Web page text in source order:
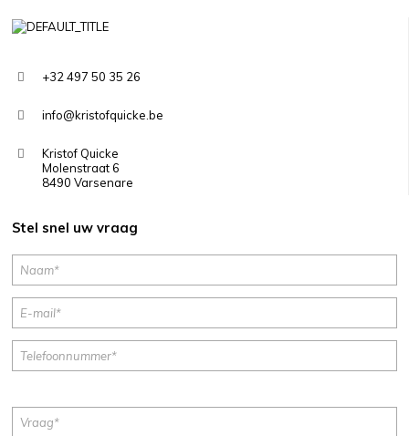
+32 497 50 35 26
info@kristofquicke.be
Kristof Quicke
Molenstraat 6
8490 Varsenare
Stel snel uw vraag